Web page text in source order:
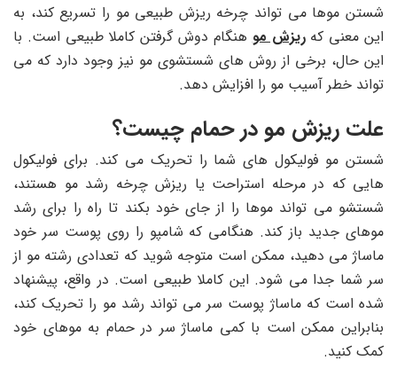
شستن موها می تواند چرخه ریزش طبیعی مو را تسریع کند، به
این معنی کهریزش موهنگام دوش گرفتن کاملا طبیعی است. با
این حال، برخی از روش های شستشوی مو نیز وجود دارد که می
تواند خطر آسیب مو را افزایش دهد.
علت ریزش مو در حمام چیست؟
شستن مو فولیکول های شما را تحریک می کند. برای فولیکول
هایی که در مرحله استراحت یا ریزش چرخه رشد مو هستند،
شستشو می تواند موها را از جای خود بکند تا راه را برای رشد
موهای جدید باز کند. هنگامی که شامپو را روی پوست سر خود
ماساژ می دهید، ممکن است متوجه شوید که تعدادی رشته مو از
سر شما جدا می شود. این کاملا طبیعی است. در واقع، پیشنهاد
شده است که ماساژ پوست سر می تواند رشد مو را تحریک کند،
بنابراین ممکن است با کمی ماساژ سر در حمام به موهای خود
کمک کنید.